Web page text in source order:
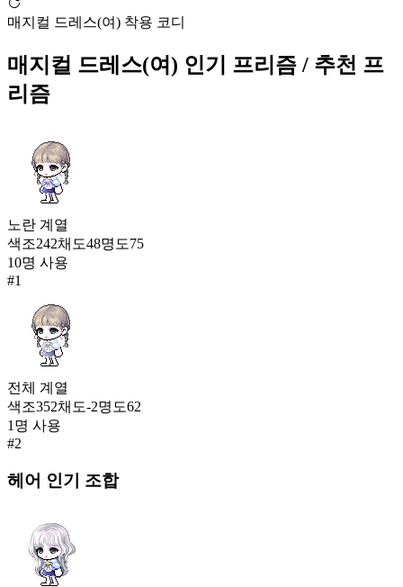
진주 구름(여)
231
파멸의 계약(남)
425
매지컬 드레스(여)
파멸의 계약(남)
425
231
진주 구름(여)
424
235
가을 햇살(여)
236
237
스트리트댄서 한벌옷(남)
매지컬 드레스(여) 착용 코디
매지컬 드레스(여) 인기 프리즘 / 추천 프
리즘
노란 계열
색조242채도48명도75
10명 사용
#1
전체 계열
색조352채도-2명도62
1 명 사용
#2
헤어 인기 조합